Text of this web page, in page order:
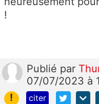
!
Publié par
07/07/2023 à
!
citer